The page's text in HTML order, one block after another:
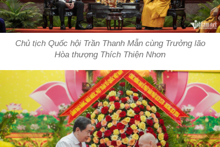
Chủ tịch Quốc hội Trần Thanh Mẫn cùng Trưởng lão
Hòa thượng Thích Thiện Nhơn